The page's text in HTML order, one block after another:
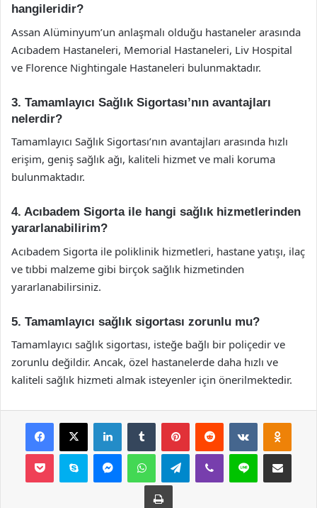
hangileridir?
Assan Alüminyum’un anlaşmalı olduğu hastaneler arasında
Acıbadem Hastaneleri, Memorial Hastaneleri, Liv Hospital
ve Florence Nightingale Hastaneleri bulunmaktadır.
3. Tamamlayıcı Sağlık Sigortası’nın avantajları
nelerdir?
Tamamlayıcı Sağlık Sigortası’nın avantajları arasında hızlı
erişim, geniş sağlık ağı, kaliteli hizmet ve mali koruma
bulunmaktadır.
4. Acıbadem Sigorta ile hangi sağlık hizmetlerinden
yararlanabilirim?
Acıbadem Sigorta ile poliklinik hizmetleri, hastane yatışı, ilaç
ve tıbbi malzeme gibi birçok sağlık hizmetinden
yararlanabilirsiniz.
5. Tamamlayıcı sağlık sigortası zorunlu mu?
Tamamlayıcı sağlık sigortası, isteğe bağlı bir poliçedir ve
zorunlu değildir. Ancak, özel hastanelerde daha hızlı ve
kaliteli sağlık hizmeti almak isteyenler için önerilmektedir.
Facebook
X LinkedInTumblr PinterestReddit VKontakte
Pocket Skype MessengerWhatsAppTelegramViber Line E-Posta ile
Yazdır